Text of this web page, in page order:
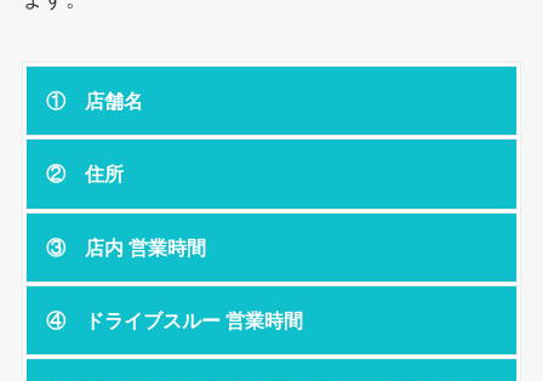
① 店舗名
② 住所
③ 店内 営業時間
④ ドライブスルー 営業時間